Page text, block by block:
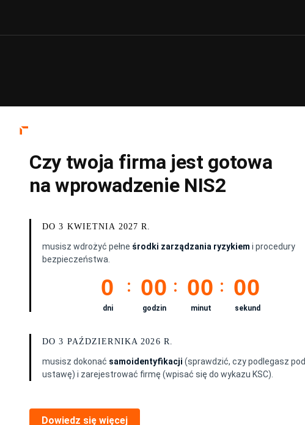
Czy twoja firma jest gotowa
na wprowadzenie NIS2
DO 3 KWIETNIA 2027 R.
musisz wdrożyć pełne środki zarządzania ryzykiem i procedury
bezpieczeństwa.
0
dni
00
godzin
00
minut
00
sekund
DO 3 PAŹDZIERNIKA 2026 R.
musisz dokonać samoidentyfikacji (sprawdzić, czy podlegasz pod
ustawę) i zarejestrować firmę (wpisać się do wykazu KSC).
Dowiedz się więcej